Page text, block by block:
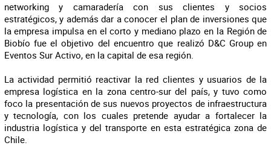
networking y camaradería con sus clientes y socios
estratégicos, y además dar a conocer el plan de inversiones que
la empresa impulsa en el corto y mediano plazo en la Región de
Biobío fue el objetivo del encuentro que realizó D&C Group en
Eventos Sur Activo, en la capital de esa región.
La actividad permitió reactivar la red clientes y usuarios de la
empresa logística en la zona centro-sur del país, y tuvo como
foco la presentación de sus nuevos proyectos de infraestructura
y tecnología, con los cuales pretende ayudar a fortalecer la
industria logística y del transporte en esta estratégica zona de
Chile.